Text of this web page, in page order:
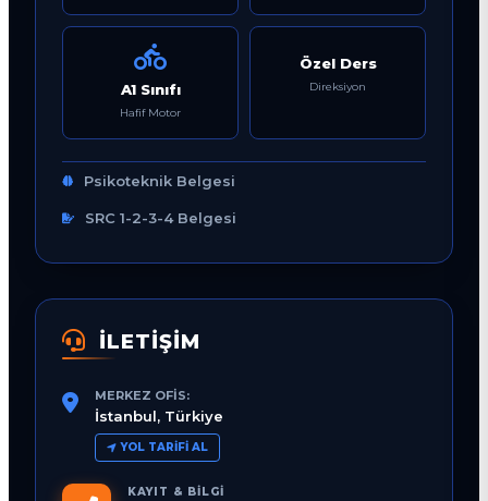
A1 Sınıfı
Hafif Motor
Özel Ders
Direksiyon
Psikoteknik Belgesi
SRC 1-2-3-4 Belgesi
İLETİŞİM
MERKEZ OFIS:
İstanbul, Türkiye
YOL TARIFI AL
KAYIT & BILGI